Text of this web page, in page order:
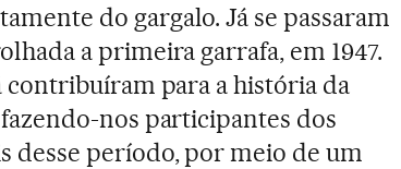
do gargalo. Já se passaram
a primeira garrafa, em 1947.
contribuíram para a história da
nos participantes dos
desse período, por meio de um